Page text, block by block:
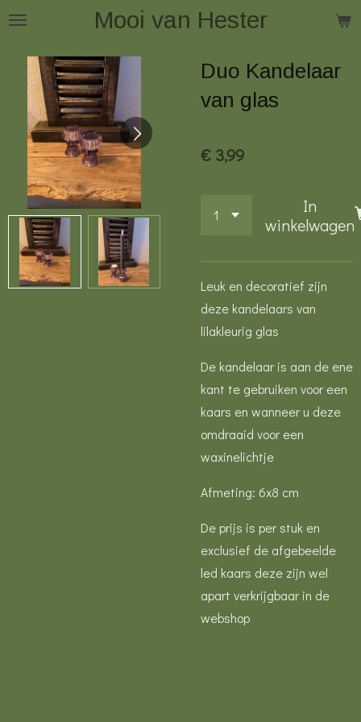
Ga
naar
hoofdinhoud
Mooi van Hester
Duo Kandelaar
van glas
€ 3,99
In
winkelwagen
Leuk en decoratief zijn
deze kandelaars van
lilakleurig glas
De kandelaar is aan de ene
kant te gebruiken voor een
kaars en wanneer u deze
omdraaid voor een
waxinelichtje
Afmeting: 6x8 cm
De prijs is per stuk en
exclusief de afgebeelde
led kaars deze zijn wel
apart verkrijgbaar in de
webshop